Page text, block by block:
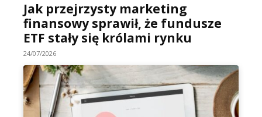
Jak przejrzysty marketing
finansowy sprawił, że fundusze
ETF stały się królami rynku
24/07/2026